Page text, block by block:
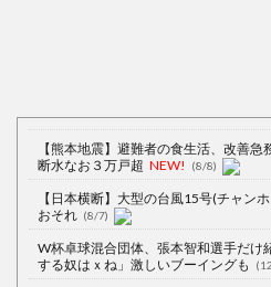
【熊本地震】避難者の食生活、改善
断水なお３万戸超 NEW! (8/8)
【日本横断】大型の台風15号(チャン
おそれ (8/7)
W杯卓球混合団体、張本智和選手だけ
する奴はｘね」激しいブーイングも